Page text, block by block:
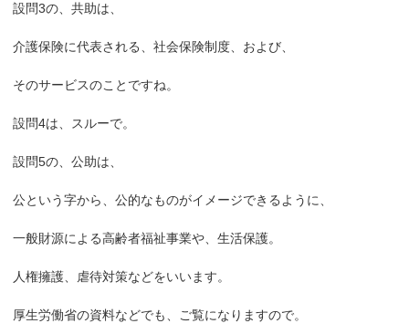
設問3の、共助は、
介護保険に代表される、社会保険制度、および、
そのサービスのことですね。
設問4は、スルーで。
設問5の、公助は、
公という字から、公的なものがイメージできるように、
一般財源による高齢者福祉事業や、生活保護。
人権擁護、虐待対策などをいいます。
厚生労働省の資料などでも、ご覧になりますので。